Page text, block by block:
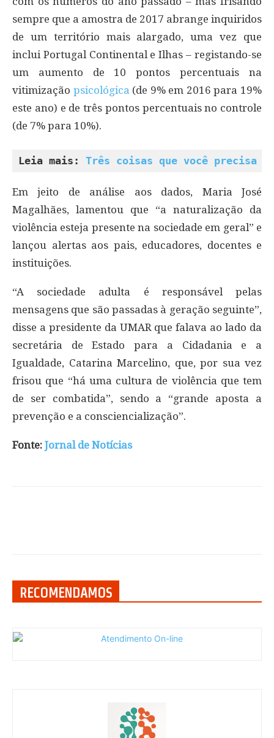
sempre que a amostra de 2017 abrange inquiridos
de um território mais alargado, uma vez que
inclui Portugal Continental e Ilhas – registando-se
um aumento de 10 pontos percentuais na
vitimização psicológica (de 9% em 2016 para 19%
este ano) e de três pontos percentuais no controle
(de 7% para 10%).
Leia mais: Três coisas que você precisa
Em jeito de análise aos dados, Maria José
Magalhães, lamentou que “a naturalização da
violência esteja presente na sociedade em geral” e
lançou alertas aos pais, educadores, docentes e
instituições.
“A sociedade adulta é responsável pelas
mensagens que são passadas à geração seguinte”,
disse a presidente da UMAR que falava ao lado da
secretária de Estado para a Cidadania e a
Igualdade, Catarina Marcelino, que, por sua vez
frisou que “há uma cultura de violência que tem
de ser combatida”, sendo a “grande aposta a
prevenção e a consciencialização”.
Fonte: Jornal de Notícias
RECOMENDAMOS